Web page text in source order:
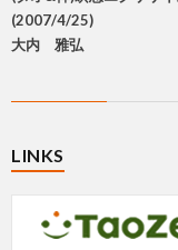
(2007/4/25)
大内 雅弘
LINKS